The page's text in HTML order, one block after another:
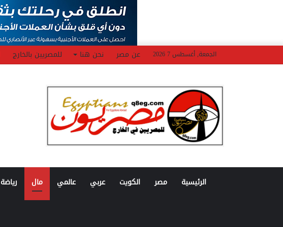
الجمعة, أغسطس 7 2026 عن مصر نحن هنا للمصريين بالخارج
الرئيسية مصر الكويت عربي عالمي مال رياضة